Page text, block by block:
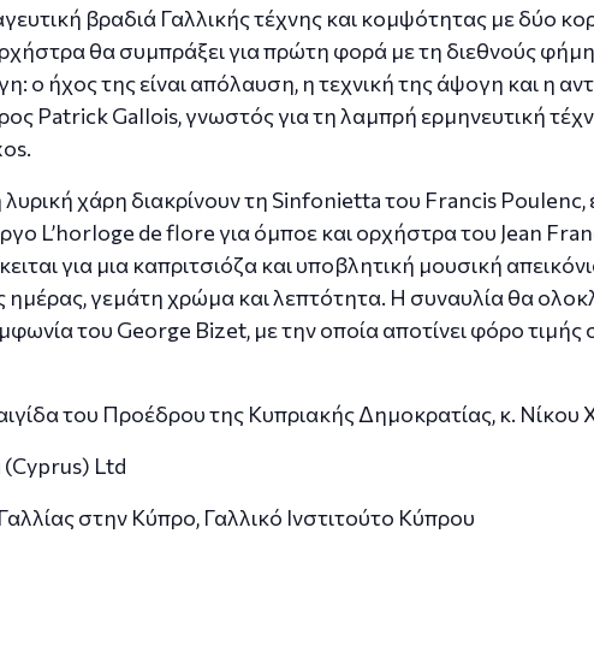
βραδιά Γαλλικής τέχνης και κομψότητας με δύο
θα συμπράξει για πρώτη φορά με τη διεθνούς
ο ήχος της είναι απόλαυση, η τεχνική της άψογη και η
Patrick Gallois, γνωστός για τη λαμπρή ερμηνευτική
λυρική χάρη διακρίνουν τη Sinfonietta του Francis
L’horloge de flore για όμποε και ορχήστρα του Jean
για μια καπριτσιόζα και υποβλητική μουσική
ημέρας, γεμάτη χρώμα και λεπτότητα. Η συναυλία θα
του George Bizet, με την οποία αποτίνει φόρο
του Προέδρου της Κυπριακής Δημοκρατίας, κ. Νίκου
Ltd
στην Κύπρο, Γαλλικό Ινστιτούτο Κύπρου